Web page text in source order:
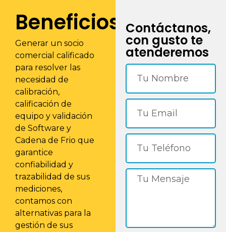
Beneficios
Generar un socio
comercial calificado
para resolver las
necesidad de
calibración,
calificación de
equipo y validación
de Software y
Cadena de Frio que
garantice
confiabilidad y
trazabilidad de sus
mediciones,
contamos con
alternativas para la
gestión de sus
Contáctanos,
con gusto te
atenderemos